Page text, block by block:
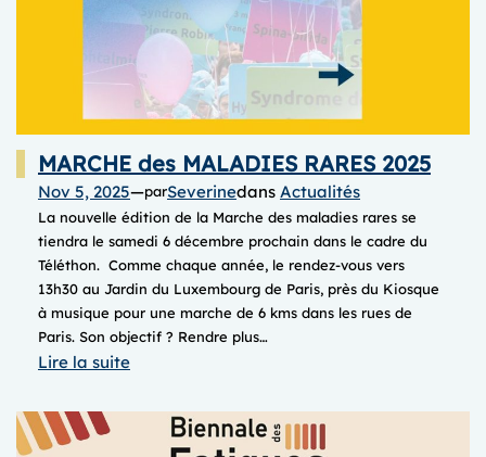
MARCHE des MALADIES RARES 2025
Nov 5, 2025—parSeverinedans Actualités
La nouvelle édition de la Marche des maladies rares se
tiendra le samedi 6 décembre prochain dans le cadre du
Téléthon. Comme chaque année, le rendez-vous vers
13h30 au Jardin du Luxembourg de Paris, près du Kiosque
à musique pour une marche de 6 kms dans les rues de
Paris. Son objectif ? Rendre plus…
Lire la suite:
des
MALADIES